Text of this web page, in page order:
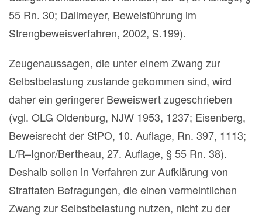
55 Rn. 30; Dallmeyer, Beweisführung im
Strengbeweisverfahren, 2002, S.199).
Zeugenaussagen, die unter einem Zwang zur
Selbstbelastung zustande gekommen sind, wird
daher ein geringerer Beweiswert zugeschrieben
(vgl. OLG Oldenburg, NJW 1953, 1237; Eisenberg,
Beweisrecht der StPO, 10. Auflage, Rn. 397, 1113;
L/R–Ignor/Bertheau, 27. Auflage, § 55 Rn. 38).
Deshalb sollen in Verfahren zur Aufklärung von
Straftaten Befragungen, die einen vermeintlichen
Zwang zur Selbstbelastung nutzen, nicht zu der